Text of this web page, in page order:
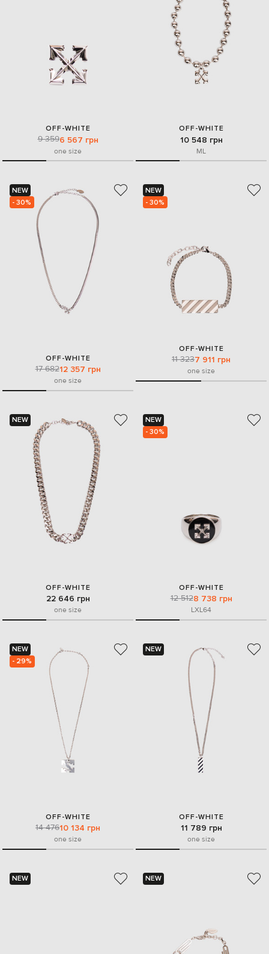
OFF-WHITE
9 3596 567 грн
one size
OFF-WHITE
10 548 грн
ML
NEW
- 30%
OFF-WHITE
17 68212 357 грн
one size
NEW
- 30%
OFF-WHITE
11 3237 911 грн
one size
NEW
OFF-WHITE
22 646 грн
one size
NEW
- 30%
OFF-WHITE
12 5128 738 грн
LXL64
NEW
- 29%
OFF-WHITE
14 47610 134 грн
one size
NEW
OFF-WHITE
11 789 грн
one size
NEW NEW